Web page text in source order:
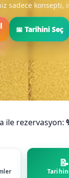
sadece
📅 Tarihini Seç
ile rezervasyon:
📝